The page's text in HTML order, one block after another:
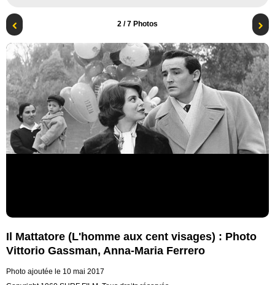
2 / 7 Photos
Il Mattatore (L'homme aux cent visages) : Photo
Vittorio Gassman, Anna-Maria Ferrero
Photo ajoutée le 10 mai 2017